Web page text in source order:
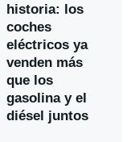
historia: los
coches
eléctricos ya
venden más
que los
gasolina y el
diésel juntos